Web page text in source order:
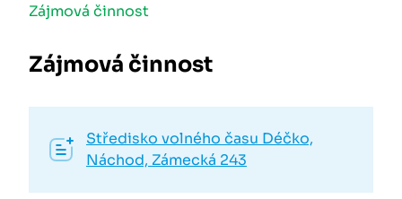
Zájmová činnost
Zájmová činnost
Středisko volného času Déčko,
Náchod, Zámecká 243